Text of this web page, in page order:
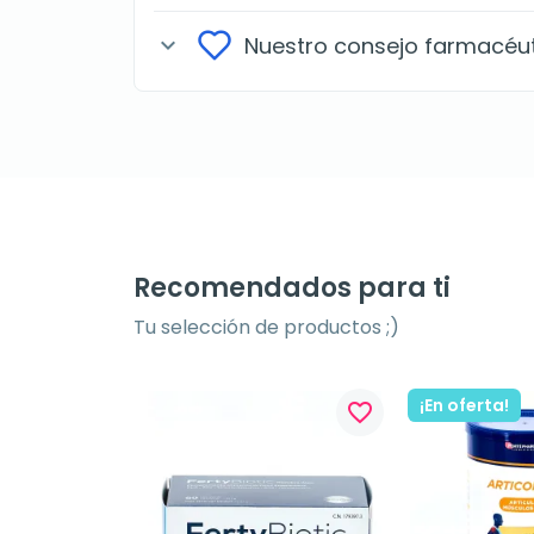
expand_more Nuestro consejo
Recomendados para ti
Tu selección de productos ;)
favorite_border ¡En oferta!